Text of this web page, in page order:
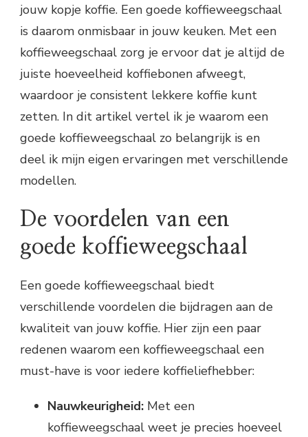
jouw kopje koffie. Een goede koffieweegschaal
is daarom onmisbaar in jouw keuken. Met een
koffieweegschaal zorg je ervoor dat je altijd de
juiste hoeveelheid koffiebonen afweegt,
waardoor je consistent lekkere koffie kunt
zetten. In dit artikel vertel ik je waarom een
goede koffieweegschaal zo belangrijk is en
deel ik mijn eigen ervaringen met verschillende
modellen.
De voordelen van een
goede koffieweegschaal
Een goede koffieweegschaal biedt
verschillende voordelen die bijdragen aan de
kwaliteit van jouw koffie. Hier zijn een paar
redenen waarom een koffieweegschaal een
must-have is voor iedere koffieliefhebber:
Nauwkeurigheid: Met een
koffieweegschaal weet je precies hoeveel